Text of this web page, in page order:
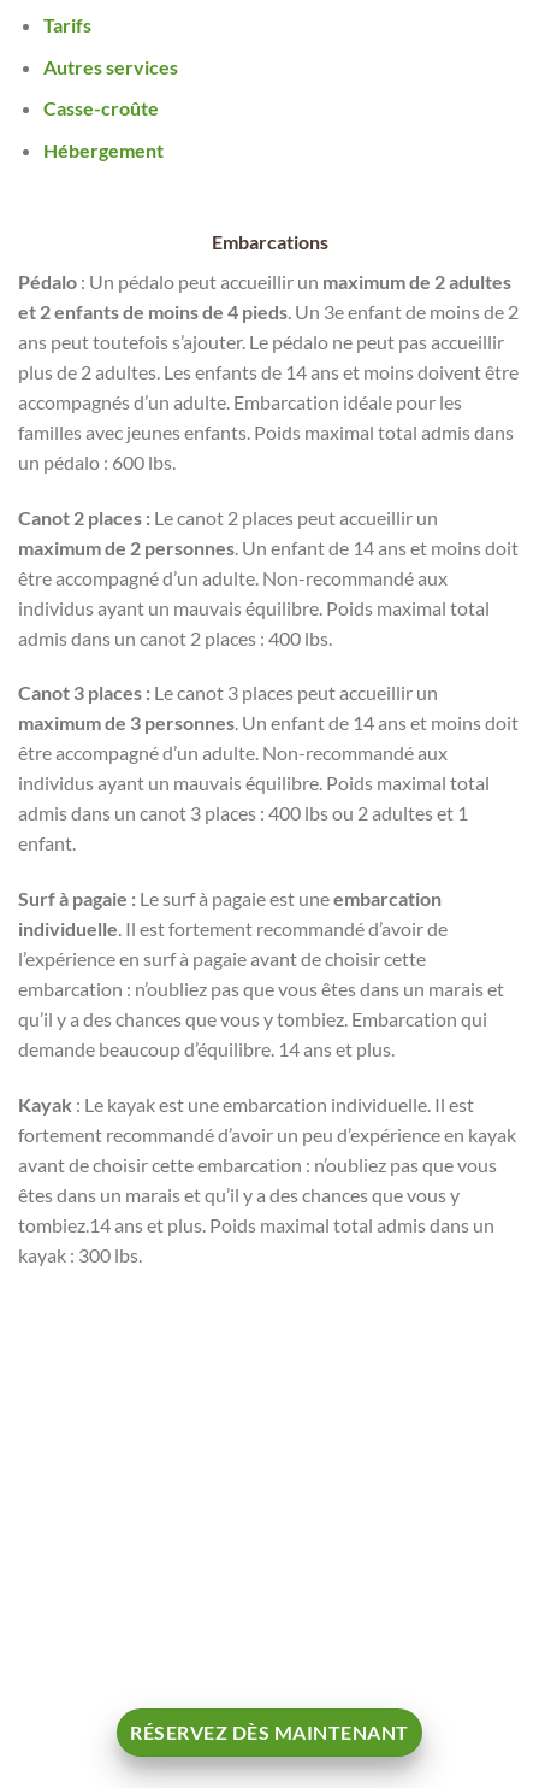
Tarifs
Autres services
Casse-croûte
Hébergement
Embarcations
Pédalo : Un pédalo peut accueillir un maximum de 2 adultes
et 2 enfants de moins de 4 pieds. Un 3e enfant de moins de 2
ans peut toutefois s’ajouter. Le pédalo ne peut pas accueillir
plus de 2 adultes. Les enfants de 14 ans et moins doivent être
accompagnés d’un adulte. Embarcation idéale pour les
familles avec jeunes enfants. Poids maximal total admis dans
un pédalo : 600 lbs.
Canot 2 places : Le canot 2 places peut accueillir un
maximum de 2 personnes . Un enfant de 14 ans et moins doit
être accompagné d’un adulte. Non-recommandé aux
individus ayant un mauvais équilibre. Poids maximal total
admis dans un canot 2 places : 400 lbs.
Canot 3 places : Le canot 3 places peut accueillir un
maximum de 3 personnes. Un enfant de 14 ans et moins doit
être accompagné d’un adulte. Non-recommandé aux
individus ayant un mauvais équilibre. Poids maximal total
admis dans un canot 3 places : 400 lbs ou 2 adultes et 1
enfant.
Surf à pagaie : Le surf à pagaie est uneembarcation
individuelle. Il est fortement recommandé d’avoir de
l’expérience en surf à pagaie avant de choisir cette
embarcation : n’oubliez pas que vous êtes dans un marais et
qu’il y a des chances que vous y tombiez. Embarcation qui
demande beaucoup d’équilibre. 14 ans et plus.
Kayak : Le kayak est une embarcation individuelle. Il est
fortement recommandé d’avoir un peu d’expérience en kayak
avant de choisir cette embarcation : n’oubliez pas que vous
êtes dans un marais et qu’il y a des chances que vous y
tombiez.14 ans et plus. Poids maximal total admis dans un
kayak : 300 lbs.
RÉSERVEZ DÈS MAINTENANT